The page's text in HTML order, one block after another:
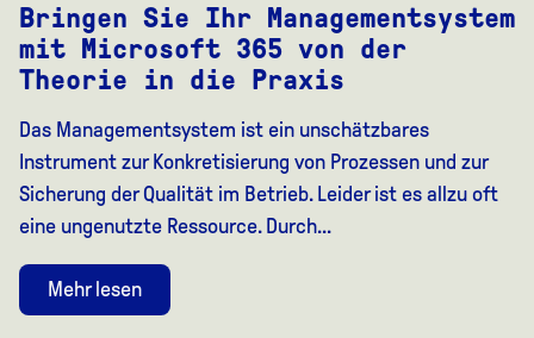
Bringen Sie Ihr Managementsystem
mit Microsoft 365 von der
Theorie in die Praxis
Das Managementsystem ist ein unschätzbares
Instrument zur Konkretisierung von Prozessen und zur
Sicherung der Qualität im Betrieb. Leider ist es allzu oft
eine ungenutzte Ressource. Durch...
Mehr lesen